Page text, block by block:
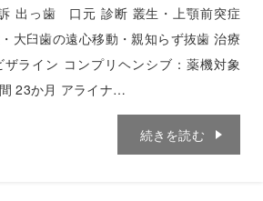
出っ歯 口元 診断 叢生・上顎前突症
大臼歯の遠心移動・親知らず抜歯 治療
ライン コンプリヘンシブ：薬機対象
23か月 アライナ…
続きを読む